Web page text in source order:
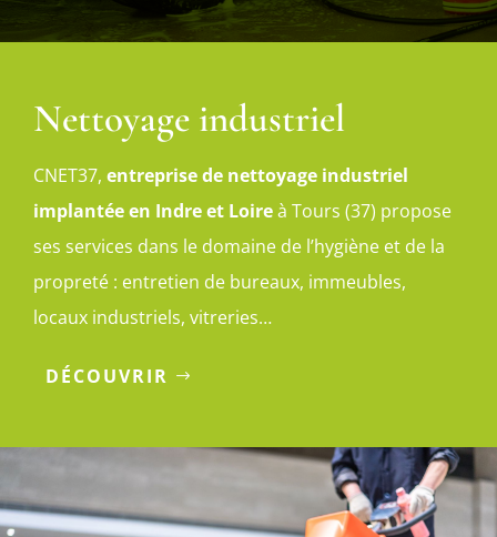
Nettoyage industriel
CNET37, entreprise de nettoyage industriel
implantée en Indre et Loireà Tours (37) propose
ses services dans le domaine de l’hygiène et de la
propreté : entretien de bureaux, immeubles,
locaux industriels, vitreries…
DÉCOUVRIR